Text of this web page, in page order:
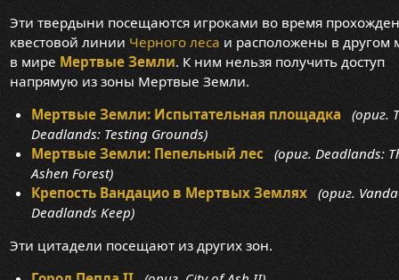
Эти твердыни посещаются игроками во время
квестовой линии Черного леса и расположены в другом
в мире Мертвые Земли. К ним нельзя получить доступ
напрямую из зоны Мертвые Земли.
Мертвые Земли: Испытательная площадка
(ориг.
Deadlands: Testing Grounds)
Мертвые Земли: Пепельный лес (ориг. Deadlands:
Ashen Forest)
Крепость Вандацио в Мертвых Землях (ориг.
Deadlands Keep)
Эти цитадели посещают из других зон.